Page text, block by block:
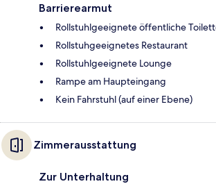
Barrierearmut
Rollstuhlgeeignete öffentliche
Rollstuhgeeignetes Restaurant
Rollstuhlgeeignete Lounge
Rampe am Haupteingang
Kein Fahrstuhl (auf einer Ebene)
Zimmerausstattung
Zur Unterhaltung